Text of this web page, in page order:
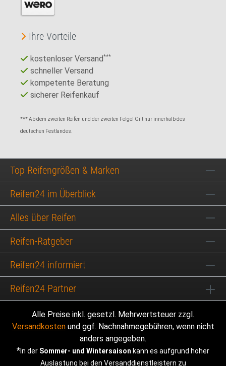
Ihre Vorteile
kostenloser Versand***
schneller Versand
kompetente Beratung
sicherer Reifenkauf
*** Ab dem zweiten Reifen und der zweiten Felge! Gilt nur innerhalb des
deutschen Festlandes.
Top Reifengrößen & Marken
Reifen24 im Überblick
Alles über Reifen
Reifen-Ratgeber
Reifen24 informiert
Reifen24 Partner
Alle Preise inkl. gesetzl. Mehrwertsteuer zzgl.
Versandkostenund ggf. Nachnahmegebühren, wenn nicht
anders angegeben.
*In der Sommer- und Wintersaison kann es aufgrund hoher
Auslastung bei den Versanddienstleistern zu